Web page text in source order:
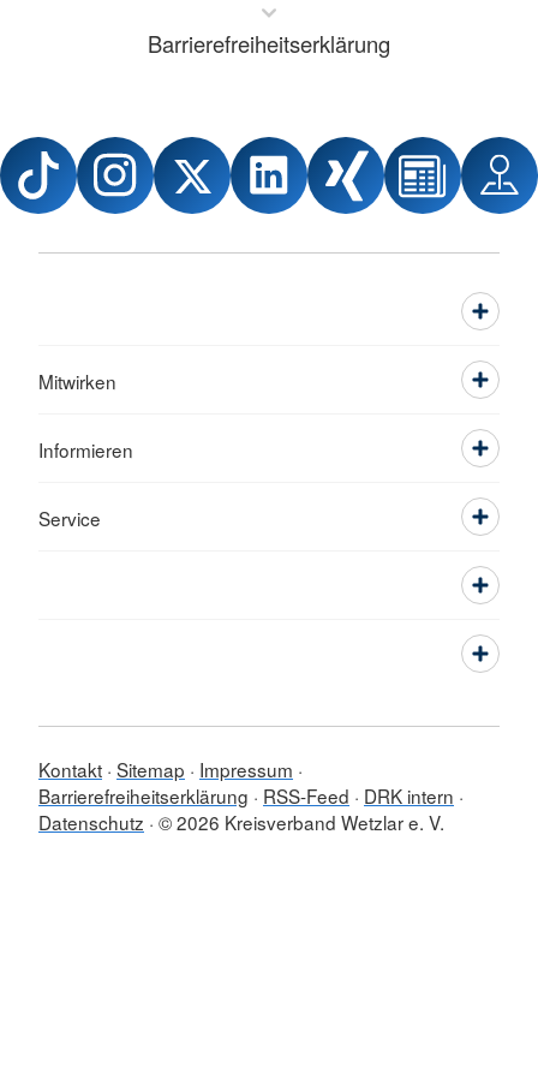
Barrierefreiheitserklärung
Mitwirken
Informieren
Service
Kontakt Sitemap
Impressum
Barrierefreiheitserklärung
RSS-Feed
DRK intern
Datenschutz © 2026 Kreisverband Wetzlar e. V.